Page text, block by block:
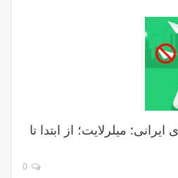
میلرلایت؛ از ابتدا تا